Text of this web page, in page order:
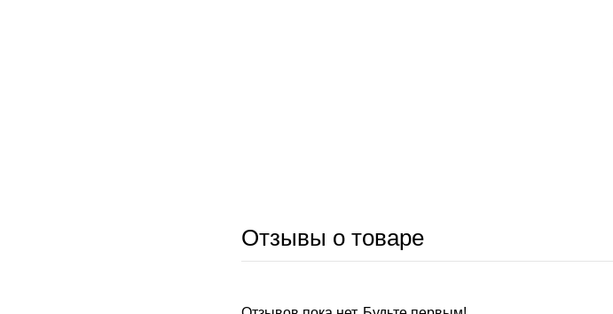
Отзывы о товаре